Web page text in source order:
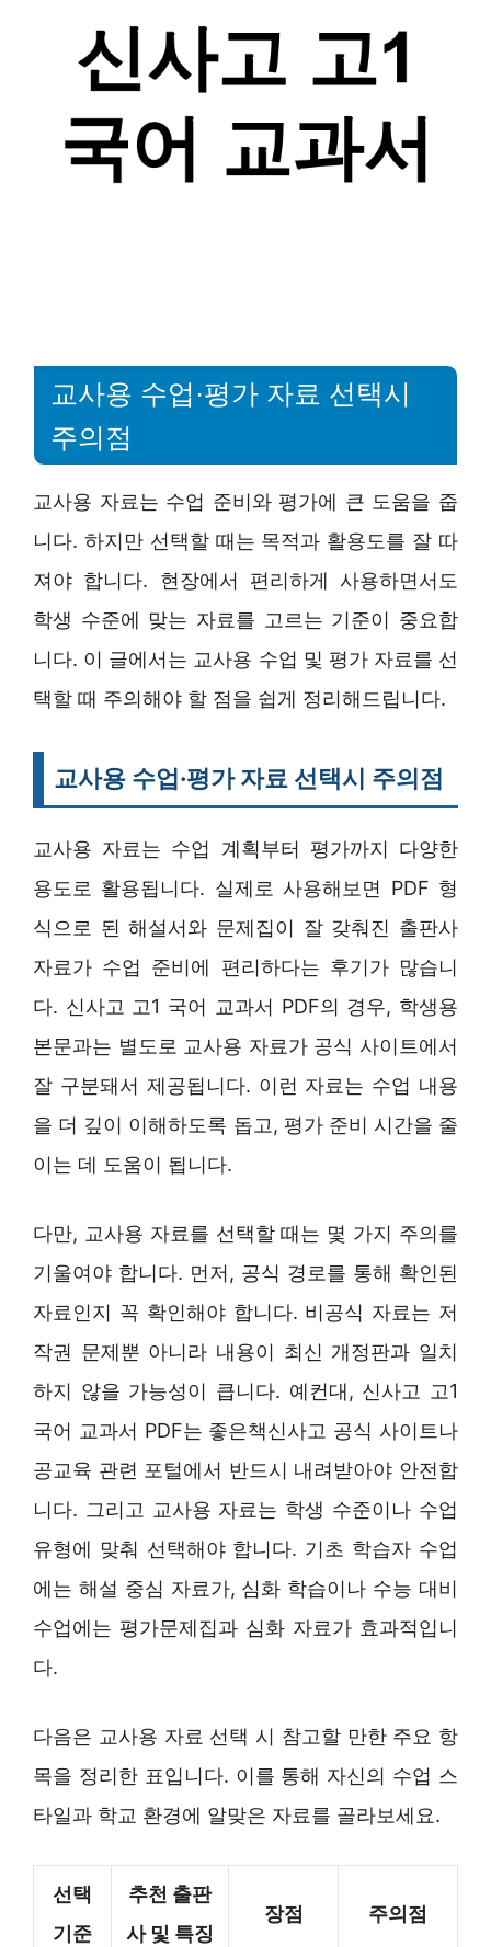
교사용 수업·평가 자료 선택시
주의점
교사용 자료는 수업 준비와 평가에 큰 도움을 줍
니다. 하지만 선택할 때는 목적과 활용도를 잘 따
져야 합니다. 현장에서 편리하게 사용하면서도
학생 수준에 맞는 자료를 고르는 기준이 중요합
니다. 이 글에서는 교사용 수업 및 평가 자료를 선
택할 때 주의해야 할 점을 쉽게 정리해드립니다.
교사용 수업·평가 자료 선택시 주의점
교사용 자료는 수업 계획부터 평가까지 다양한
용도로 활용됩니다. 실제로 사용해보면 PDF 형
식으로 된 해설서와 문제집이 잘 갖춰진 출판사
자료가 수업 준비에 편리하다는 후기가 많습니
다. 신사고 고1 국어 교과서 PDF의 경우, 학생용
본문과는 별도로 교사용 자료가 공식 사이트에서
잘 구분돼서 제공됩니다. 이런 자료는 수업 내용
을 더 깊이 이해하도록 돕고, 평가 준비 시간을 줄
이는 데 도움이 됩니다.
다만, 교사용 자료를 선택할 때는 몇 가지 주의를
기울여야 합니다. 먼저, 공식 경로를 통해 확인된
자료인지 꼭 확인해야 합니다. 비공식 자료는 저
작권 문제뿐 아니라 내용이 최신 개정판과 일치
하지 않을 가능성이 큽니다. 예컨대, 신사고 고1
국어 교과서 PDF는 좋은책신사고 공식 사이트나
공교육 관련 포털에서 반드시 내려받아야 안전합
니다. 그리고 교사용 자료는 학생 수준이나 수업
유형에 맞춰 선택해야 합니다. 기초 학습자 수업
에는 해설 중심 자료가, 심화 학습이나 수능 대비
수업에는 평가문제집과 심화 자료가 효과적입니
다.
다음은 교사용 자료 선택 시 참고할 만한 주요 항
목을 정리한 표입니다. 이를 통해 자신의 수업 스
타일과 학교 환경에 알맞은 자료를 골라보세요.
선택
기준
추천 출판
사 및 특징
장점 주의점